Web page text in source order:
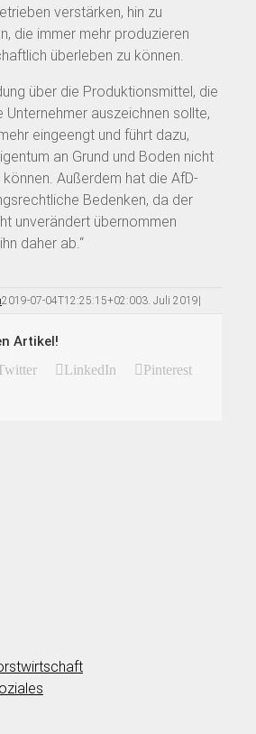
verstärken, hin zu
die immer mehr produzieren
überleben zu können.
über die Produktionsmittel, die
auszeichnen sollte,
eingeengt und führt dazu,
an Grund und Boden nicht
Außerdem hat die AfD-
Bedenken, da der
unverändert übernommen
daher ab.“
2019-07-04T12:25:15+02:003. Juli 2019|
Artikel!
LinkedIn
Pinterest